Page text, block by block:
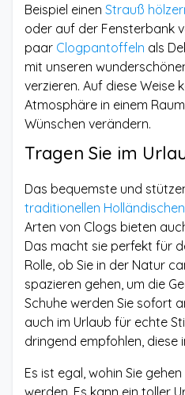
Beispiel einen Strauß
oder auf der Fensterbank
paar Clogpantoffeln als
mit unseren
verzieren. Auf diese Weise
Atmosphäre in einem
Wünschen verändern.
Tragen Sie im
Das bequemste und
traditionellen
Arten von Clogs bieten
Das macht sie perfekt für
Rolle, ob Sie in der Natur
spazieren gehen, um die
Schuhe werden Sie sofort
auch im Urlaub für echte
dringend empfohlen, diese
Es ist egal, wohin Sie
werden. Es kann ein toller